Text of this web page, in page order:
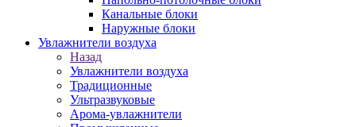
Канальные блоки
Наружные блоки
Увлажнители воздуха
Назад
Увлажнители воздуха
Традиционные
Ультразвуковые
Арома-увлажнители